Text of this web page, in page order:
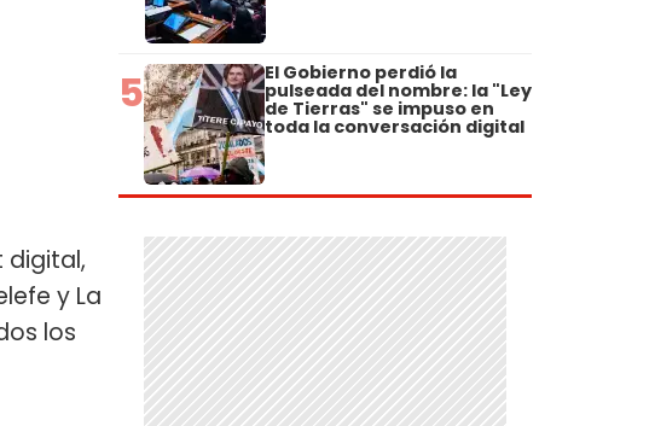
digital,
y La
los
5 El Gobierno perdió la
pulseada del nombre: la "Ley
de Tierras" se impuso en
toda la conversación digital